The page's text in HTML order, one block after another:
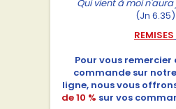
Qui vient à moi
(Jn 6.35)
REMISES
Pour vous remercier
commande sur
ligne, nous vous
de 10 % sur vos